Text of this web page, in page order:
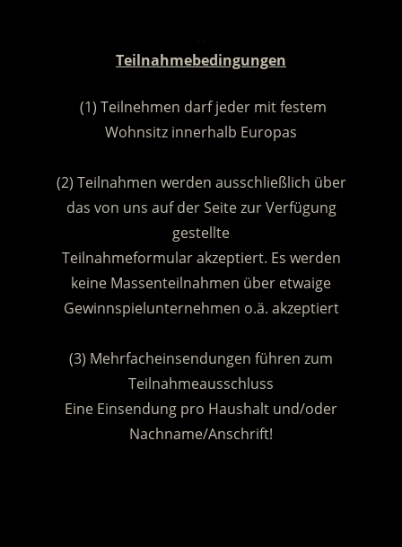
Teilnahmebedingungen
(1) Teilnehmen darf jeder mit festem
Wohnsitz innerhalb Europas
(2) Teilnahmen werden ausschließlich über
das von uns auf der Seite zur Verfügung
gestellte
Teilnahmeformular akzeptiert. Es werden
keine Massenteilnahmen über etwaige
Gewinnspielunternehmen o.ä. akzeptiert
(3) Mehrfacheinsendungen führen zum
Teilnahmeausschluss
Eine Einsendung pro Haushalt und/oder
Nachname/Anschrift!